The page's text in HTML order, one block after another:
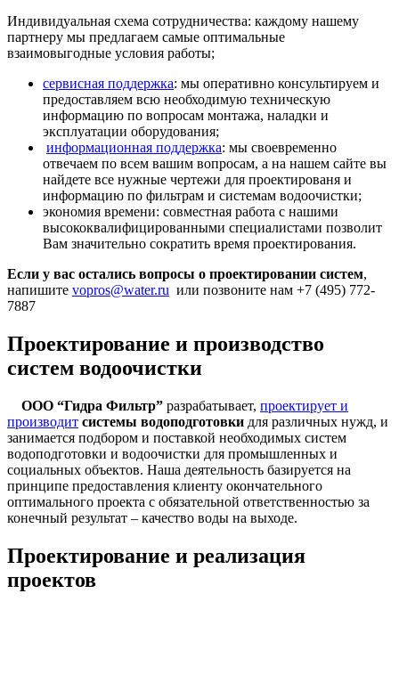
Индивидуальная схема сотрудничества: каждому нашему
партнеру мы предлагаем самые оптимальные
взаимовыгодные условия работы;
сервисная поддержка: мы оперативно консультируем и
предоставляем всю необходимую техническую
информацию по вопросам монтажа, наладки и
эксплуатации оборудования;
информационная поддержка: мы своевременно
отвечаем по всем вашим вопросам, а на нашем сайте вы
найдете все нужные чертежи для проектированя и
информацию по фильтрам и системам водоочистки;
экономия времени: совместная работа с нашими
высококвалифицированными специалистами позволит
Вам значительно сократить время проектирования.
Если у вас остались вопросы о проектировании систем,
напишите vopros@water.ru или позвоните нам +7 (495) 772-
7887
Проектирование и производство
систем водоочистки
ООО “Гидра Фильтр” разрабатывает, проектирует и
производит системы водоподготовки для различных нужд, и
занимается подбором и поставкой необходимых систем
водоподготовки и водоочистки для промышленных и
социальных объектов. Наша деятельность базируется на
принципе предоставления клиенту окончательного
оптимального проекта с обязательной ответственностью за
конечный результат – качество воды на выходе.
Проектирование и реализация
проектов